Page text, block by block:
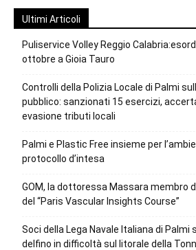
Ultimi Articoli
Puliservice Volley Reggio
ottobre a Gioia Tauro
Controlli della Polizia Locale di Palmi
pubblico: sanzionati 15 esercizi,
evasione tributi locali
Palmi e Plastic Free insieme per
protocollo d’intesa
GOM, la dottoressa Massara membro
del “Paris Vascular Insights Course”
Soci della Lega Navale Italiana di Palmi
delfino in difficoltà sul litorale della